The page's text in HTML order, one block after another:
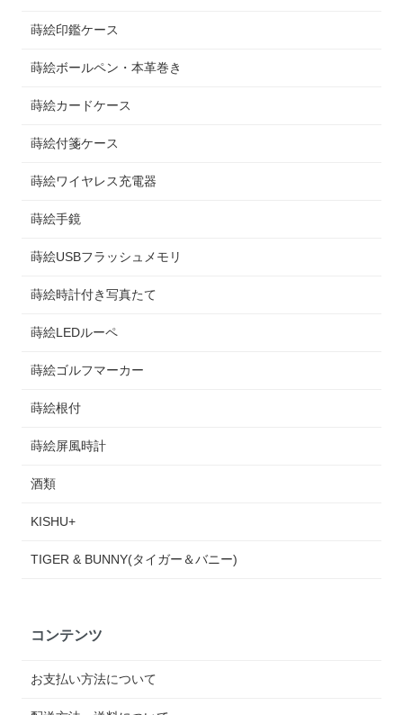
蒔絵印鑑ケース
蒔絵ボールペン・本革巻き
蒔絵カードケース
蒔絵付箋ケース
蒔絵ワイヤレス充電器
蒔絵手鏡
蒔絵USBフラッシュメモリ
蒔絵時計付き写真たて
蒔絵LEDルーペ
蒔絵ゴルフマーカー
蒔絵根付
蒔絵屏風時計
酒類
KISHU+
TIGER & BUNNY(タイガー＆バニー)
コンテンツ
お支払い方法について